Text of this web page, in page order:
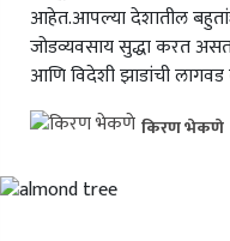
आहेत.आपल्या देशातील
जोडव्यवसाय सुद्धा करत
आणि विदेशी झाडांची
किरण भेकणे